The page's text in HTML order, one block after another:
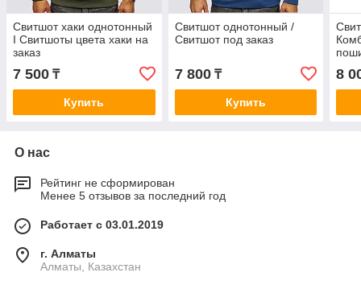
Свитшот хаки однотонный
I Свитшоты цвета хаки на
заказ
7 500 ₸
Купить
Свитшот однотонный /
Свитшот под заказ
7 800₸
Купить
8
О нас
Рейтинг не сформирован
Менее 5 отзывов за последний год
Работает с 03.01.2019
г. Алматы
Алматы, Казахстан